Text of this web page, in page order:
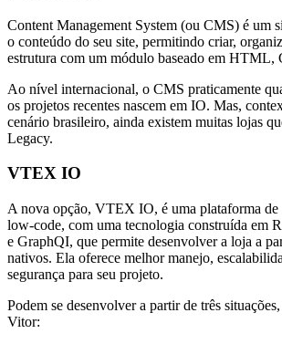
Content Management System (ou CMS) é um
o conteúdo do seu site, permitindo criar,
estrutura com um módulo baseado em HTML,
Ao nível internacional, o CMS praticamente
os projetos recentes nascem em IO. Mas,
cenário brasileiro, ainda existem muitas lojas
Legacy.
VTEX IO
A nova opção, VTEX IO, é uma plataforma de
low-code, com uma tecnologia construída em
e GraphQI, que permite desenvolver a loja a
nativos. Ela oferece melhor manejo,
segurança para seu projeto.
Podem se desenvolver a partir de três
Vitor: